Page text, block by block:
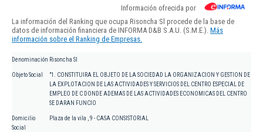
Información ofrecida por
La información del Ranking que ocupa Risoncha Sl procede de la base de
datos de información financiera de INFORMA D&B S.A.U. (S.M.E.). Más
información sobre el Ranking de Empresas.
Denominación Risoncha Sl
Objeto Social
"1. CONSTITUIRA EL OBJETO DE LA SOCIEDAD LA ORGANIZACION Y GESTION DE
LA EXPLOTACION DE LAS ACTIVIDADES Y SERVICIOS DEL CENTRO ESPECIAL DE
EMPLEO DE C DONDE ADEMAS DE LAS ACTIVIDADES ECONOMICAS DEL CENTRO
SE DARAN FUNCIO
Domicilio
Social
Plaza de la vila , 9 - CASA CONSISTORIAL